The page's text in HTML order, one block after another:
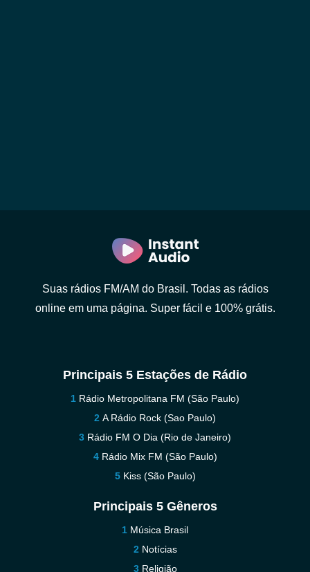
Suas rádios FM/AM do Brasil. Todas as rádios
online em uma página. Super fácil e 100% grátis.
Principais 5 Estações de Rádio
Rádio Metropolitana FM (São Paulo)
A Rádio Rock (Sao Paulo)
Rádio FM O Dia (Rio de Janeiro)
Rádio Mix FM (São Paulo)
Kiss (São Paulo)
Principais 5 Gêneros
Música Brasil
Notícias
Religião